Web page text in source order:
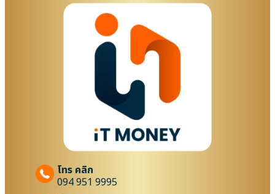
โทร คลิก
094 951 9995